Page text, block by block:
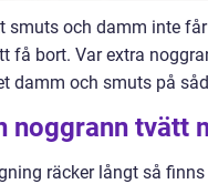
smuts och damm inte
få bort. Var extra
damm och smuts på
noggrann tvätt
räcker långt så